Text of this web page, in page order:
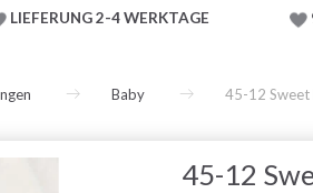
LIEFERUNG 2-4 WERKTAGE
Baby 45-12 Sweet
45-12